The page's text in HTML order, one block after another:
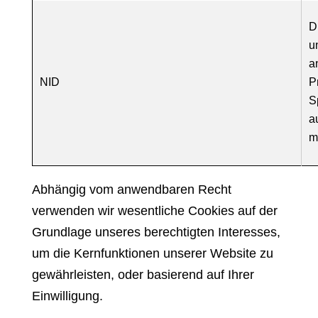
NID
Abhängig vom anwendbaren Recht
verwenden wir wesentliche Cookies auf der
Grundlage unseres berechtigten Interesses,
um die Kernfunktionen unserer Website zu
gewährleisten, oder basierend auf Ihrer
Einwilligung.